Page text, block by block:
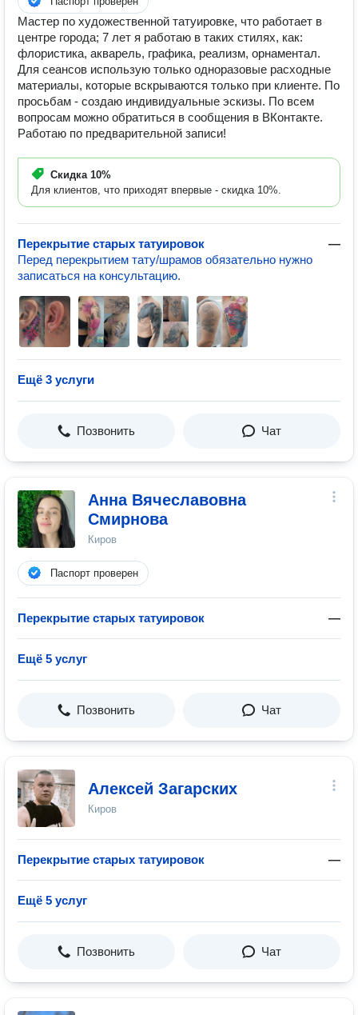
Мастер по художественной татуировке, что работает в
центре города; 7 лет я работаю в таких стилях, как:
флористика, акварель, графика, реализм, орнаментал.
Для сеансов использую только одноразовые расходные
материалы, которые вскрываются только при клиенте. По
просьбам - создаю индивидуальные эскизы. По всем
вопросам можно обратиться в сообщения в ВКонтакте.
Работаю по предварительной записи!
Скидка 10%
Для клиентов, что приходят впервые - скидка 10%.
Перекрытие старых татуировок
—
Перед перекрытием тату/шрамов обязательно нужно
записаться на консультацию.
Ещё 3 услуги
Позвонить Чат
Анна Вячеславовна
Смирнова
Киров
Паспорт проверен
Перекрытие старых татуировок —
Ещё 5 услуг
Позвонить Чат
Алексей Загарских
Киров
Перекрытие старых татуировок —
Ещё 5 услуг
Позвонить Чат